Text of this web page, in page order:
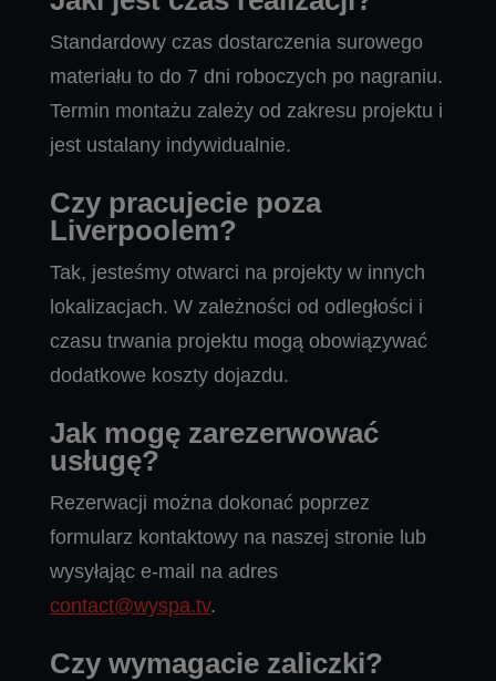
Standardowy czas dostarczenia surowego
materiału to do 7 dni roboczych po nagraniu.
Termin montażu zależy od zakresu projektu i
jest ustalany indywidualnie.
Czy pracujecie poza
Liverpoolem?
Tak, jesteśmy otwarci na projekty w innych
lokalizacjach. W zależności od odległości i
czasu trwania projektu mogą obowiązywać
dodatkowe koszty dojazdu.
Jak mogę zarezerwować
usługę?
Rezerwacji można dokonać poprzez
formularz kontaktowy na naszej stronie lub
wysyłając e-mail na adres
contact@wyspa.tv.
Czy wymagacie zaliczki?